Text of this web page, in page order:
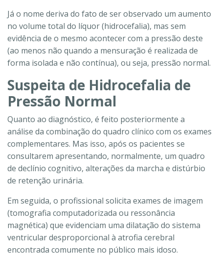
Já o nome deriva do fato de ser observado um aumento
no volume total do líquor (hidrocefalia), mas sem
evidência de o mesmo acontecer com a pressão deste
(ao menos não quando a mensuração é realizada de
forma isolada e não contínua), ou seja, pressão normal.
Suspeita de Hidrocefalia de
Pressão Normal
Quanto ao diagnóstico, é feito posteriormente a
análise da combinação do quadro clínico com os exames
complementares. Mas isso, após os pacientes se
consultarem apresentando, normalmente, um quadro
de declínio cognitivo, alterações da marcha e distúrbio
de retenção urinária.
Em seguida, o profissional solicita exames de imagem
(tomografia computadorizada ou ressonância
magnética) que evidenciam uma dilatação do sistema
ventricular desproporcional à atrofia cerebral
encontrada comumente no público mais idoso.